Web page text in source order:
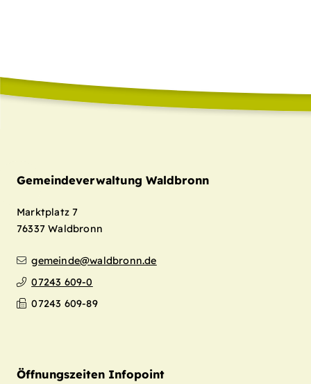
Gemeindeverwaltung Waldbronn
Marktplatz 7
76337 Waldbronn
gemeinde@waldbronn.de
07243 609-0
07243 609-89
Öffnungszeiten Infopoint